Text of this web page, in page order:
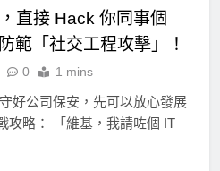
直接 Hack 你同事個
範「社交工程攻擊」！
0 1 mins
好公司保安，先可以放心發展
攻略： 「維基，我請咗個 IT